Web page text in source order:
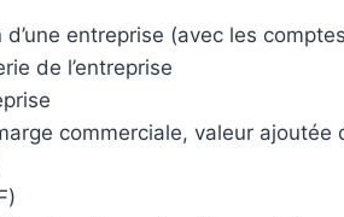
entreprise (avec les
de l’entreprise
commerciale, valeur ajoutée